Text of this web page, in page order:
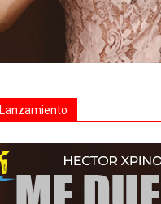
Lanzamiento